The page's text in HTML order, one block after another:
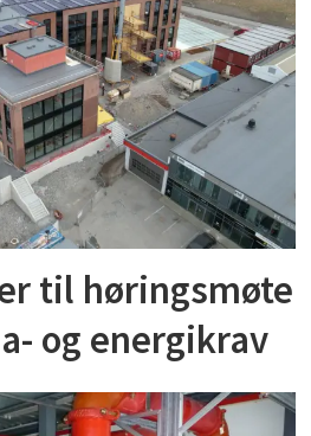
til høringsmøte
og energikrav